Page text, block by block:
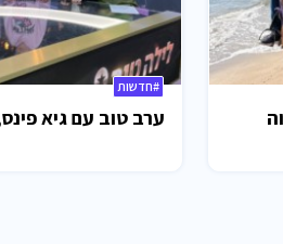
#חדשות
ערב טוב עם גיא